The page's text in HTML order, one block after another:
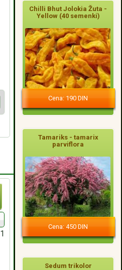
1
Chilli Bhut Jolokia Žuta -
Yellow (40 semenki)
Cena: 190 DIN
Tamariks - tamarix
parviflora
Cena: 450 DIN
Sedum trikolor